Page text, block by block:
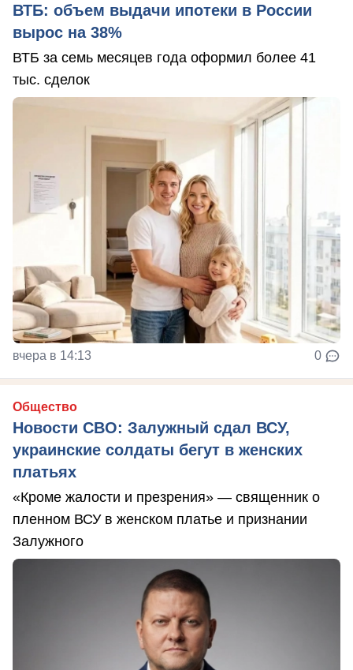
ВТБ: объем выдачи ипотеки в России
вырос на 38%
ВТБ за семь месяцев года оформил более 41
тыс. сделок
вчера в 14:13 0
Общество
Новости СВО: Залужный сдал ВСУ,
украинские солдаты бегут в женских
платьях
«Кроме жалости и презрения» — священник о
пленном ВСУ в женском платье и признании
Залужного